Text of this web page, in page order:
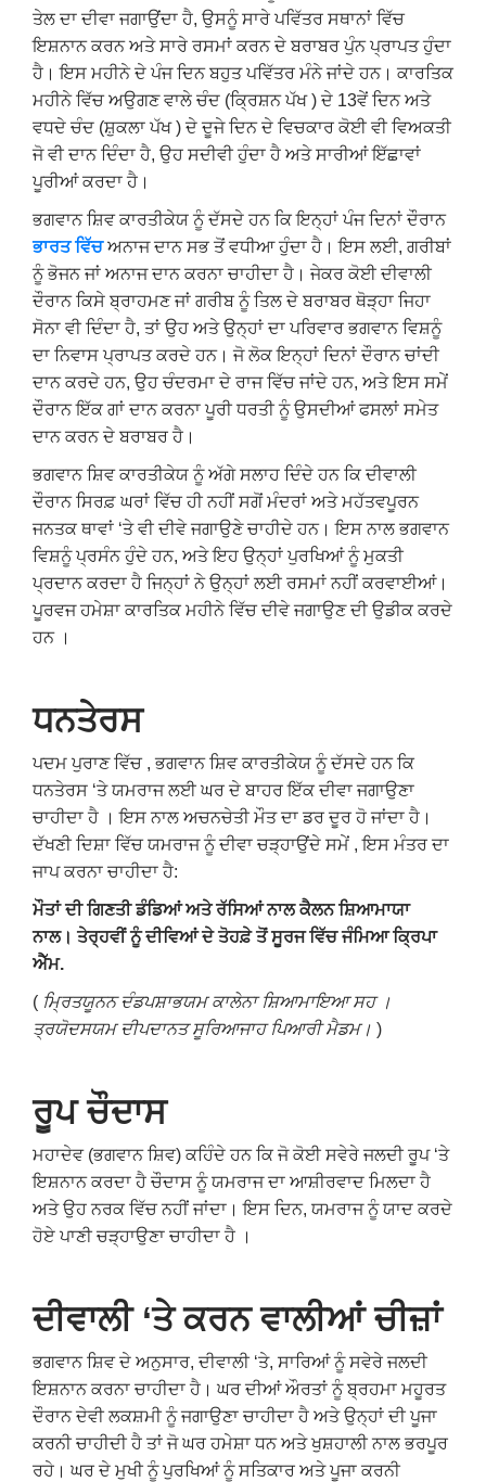
ਤੇਲ ਦਾ ਦੀਵਾ ਜਗਾਉਂਦਾ ਹੈ, ਉਸਨੂੰ ਸਾਰੇ ਪਵਿੱਤਰ ਸਥਾਨਾਂ ਵਿੱਚ
ਇਸ਼ਨਾਨ ਕਰਨ ਅਤੇ ਸਾਰੇ ਰਸਮਾਂ ਕਰਨ ਦੇ ਬਰਾਬਰ ਪੁੰਨ ਪ੍ਰਾਪਤ ਹੁੰਦਾ
ਹੈ। ਇਸ ਮਹੀਨੇ ਦੇ ਪੰਜ ਦਿਨ ਬਹੁਤ ਪਵਿੱਤਰ ਮੰਨੇ ਜਾਂਦੇ ਹਨ। ਕਾਰਤਿਕ
ਮਹੀਨੇ ਵਿੱਚ ਅਉਗਣ ਵਾਲੇ ਚੰਦ (ਕ੍ਰਿਸ਼ਨ ਪੱਖ ) ਦੇ 13ਵੇਂ ਦਿਨ ਅਤੇ
ਵਧਦੇ ਚੰਦ (ਸ਼ੁਕਲਾ ਪੱਖ ) ਦੇ ਦੂਜੇ ਦਿਨ ਦੇ ਵਿਚਕਾਰ ਕੋਈ ਵੀ ਵਿਅਕਤੀ
ਜੋ ਵੀ ਦਾਨ ਦਿੰਦਾ ਹੈ, ਉਹ ਸਦੀਵੀ ਹੁੰਦਾ ਹੈ ਅਤੇ ਸਾਰੀਆਂ ਇੱਛਾਵਾਂ
ਪੂਰੀਆਂ ਕਰਦਾ ਹੈ।
ਭਗਵਾਨ ਸ਼ਿਵ ਕਾਰਤੀਕੇਯ ਨੂੰ ਦੱਸਦੇ ਹਨ ਕਿ ਇਨ੍ਹਾਂ ਪੰਜ ਦਿਨਾਂ ਦੌਰਾਨ
ਭਾਰਤ ਵਿੱਚਅਨਾਜ ਦਾਨ ਸਭ ਤੋਂ ਵਧੀਆ ਹੁੰਦਾ ਹੈ। ਇਸ ਲਈ, ਗਰੀਬਾਂ
ਨੂੰ ਭੋਜਨ ਜਾਂ ਅਨਾਜ ਦਾਨ ਕਰਨਾ ਚਾਹੀਦਾ ਹੈ। ਜੇਕਰ ਕੋਈ ਦੀਵਾਲੀ
ਦੌਰਾਨ ਕਿਸੇ ਬ੍ਰਾਹਮਣ ਜਾਂ ਗਰੀਬ ਨੂੰ ਤਿਲ ਦੇ ਬਰਾਬਰ ਥੋੜ੍ਹਾ ਜਿਹਾ
ਸੋਨਾ ਵੀ ਦਿੰਦਾ ਹੈ, ਤਾਂ ਉਹ ਅਤੇ ਉਨ੍ਹਾਂ ਦਾ ਪਰਿਵਾਰ ਭਗਵਾਨ ਵਿਸ਼ਨੂੰ
ਦਾ ਨਿਵਾਸ ਪ੍ਰਾਪਤ ਕਰਦੇ ਹਨ। ਜੋ ਲੋਕ ਇਨ੍ਹਾਂ ਦਿਨਾਂ ਦੌਰਾਨ ਚਾਂਦੀ
ਦਾਨ ਕਰਦੇ ਹਨ, ਉਹ ਚੰਦਰਮਾ ਦੇ ਰਾਜ ਵਿੱਚ ਜਾਂਦੇ ਹਨ, ਅਤੇ ਇਸ ਸਮੇਂ
ਦੌਰਾਨ ਇੱਕ ਗਾਂ ਦਾਨ ਕਰਨਾ ਪੂਰੀ ਧਰਤੀ ਨੂੰ ਉਸਦੀਆਂ ਫਸਲਾਂ ਸਮੇਤ
ਦਾਨ ਕਰਨ ਦੇ ਬਰਾਬਰ ਹੈ।
ਭਗਵਾਨ ਸ਼ਿਵ ਕਾਰਤੀਕੇਯ ਨੂੰ ਅੱਗੇ ਸਲਾਹ ਦਿੰਦੇ ਹਨ ਕਿ ਦੀਵਾਲੀ
ਦੌਰਾਨ ਸਿਰਫ਼ ਘਰਾਂ ਵਿੱਚ ਹੀ ਨਹੀਂ ਸਗੋਂ ਮੰਦਰਾਂ ਅਤੇ ਮਹੱਤਵਪੂਰਨ
ਜਨਤਕ ਥਾਵਾਂ ‘ਤੇ ਵੀ ਦੀਵੇ ਜਗਾਉਣੇ ਚਾਹੀਦੇ ਹਨ। ਇਸ ਨਾਲ ਭਗਵਾਨ
ਵਿਸ਼ਨੂੰ ਪ੍ਰਸੰਨ ਹੁੰਦੇ ਹਨ, ਅਤੇ ਇਹ ਉਨ੍ਹਾਂ ਪੁਰਖਿਆਂ ਨੂੰ ਮੁਕਤੀ
ਪ੍ਰਦਾਨ ਕਰਦਾ ਹੈ ਜਿਨ੍ਹਾਂ ਨੇ ਉਨ੍ਹਾਂ ਲਈ ਰਸਮਾਂ ਨਹੀਂ ਕਰਵਾਈਆਂ।
ਪੂਰਵਜ ਹਮੇਸ਼ਾ ਕਾਰਤਿਕ ਮਹੀਨੇ ਵਿੱਚ ਦੀਵੇ ਜਗਾਉਣ ਦੀ ਉਡੀਕ ਕਰਦੇ
ਹਨ ।
ਧਨਤੇਰਸ
ਪਦਮ ਪੁਰਾਣ ਵਿੱਚ , ਭਗਵਾਨ ਸ਼ਿਵ ਕਾਰਤੀਕੇਯ ਨੂੰ ਦੱਸਦੇ ਹਨ ਕਿ
ਧਨਤੇਰਸ ‘ਤੇ ਯਮਰਾਜ ਲਈ ਘਰ ਦੇ ਬਾਹਰ ਇੱਕ ਦੀਵਾ ਜਗਾਉਣਾ
ਚਾਹੀਦਾ ਹੈ । ਇਸ ਨਾਲ ਅਚਨਚੇਤੀ ਮੌਤ ਦਾ ਡਰ ਦੂਰ ਹੋ ਜਾਂਦਾ ਹੈ।
ਦੱਖਣੀ ਦਿਸ਼ਾ ਵਿੱਚ ਯਮਰਾਜ ਨੂੰ ਦੀਵਾ ਚੜ੍ਹਾਉਂਦੇ ਸਮੇਂ , ਇਸ ਮੰਤਰ ਦਾ
ਜਾਪ ਕਰਨਾ ਚਾਹੀਦਾ ਹੈ:
ਮੌਤਾਂ ਦੀ ਗਿਣਤੀ ਡੰਡਿਆਂ ਅਤੇ ਰੱਸਿਆਂ ਨਾਲ ਕੈਲਨ ਸ਼ਿਆਮਾਯਾ
ਨਾਲ। ਤੇਰ੍ਹਵੀਂ ਨੂੰ ਦੀਵਿਆਂ ਦੇ ਤੋਹਫ਼ੇ ਤੋਂ ਸੂਰਜ ਵਿੱਚ ਜੰਮਿਆ ਕ੍ਰਿਪਾ
ਐੱਮ.
( ਮ੍ਰਿਤਯੂਨਨ ਦੰਡਪਸ਼ਾਭਯਮ ਕਾਲੇਨਾ ਸ਼ਿਆਮਾਇਆ ਸਹ ।
ਤ੍ਰਯੋਦਸਯਮ ਦੀਪਦਾਨਤ ਸੂਰਿਆਜਾਹ ਪਿਆਰੀ ਮੈਡਮ। )
ਰੂਪ ਚੌਦਾਸ
ਮਹਾਦੇਵ (ਭਗਵਾਨ ਸ਼ਿਵ) ਕਹਿੰਦੇ ਹਨ ਕਿ ਜੋ ਕੋਈ ਸਵੇਰੇ ਜਲਦੀ ਰੂਪ ‘ਤੇ
ਇਸ਼ਨਾਨ ਕਰਦਾ ਹੈ ਚੌਦਾਸ ਨੂੰ ਯਮਰਾਜ ਦਾ ਆਸ਼ੀਰਵਾਦ ਮਿਲਦਾ ਹੈ
ਅਤੇ ਉਹ ਨਰਕ ਵਿੱਚ ਨਹੀਂ ਜਾਂਦਾ। ਇਸ ਦਿਨ, ਯਮਰਾਜ ਨੂੰ ਯਾਦ ਕਰਦੇ
ਹੋਏ ਪਾਣੀ ਚੜ੍ਹਾਉਣਾ ਚਾਹੀਦਾ ਹੈ ।
ਦੀਵਾਲੀ‘ਤੇ ਕਰਨ ਵਾਲੀਆਂ ਚੀਜ਼ਾਂ
ਭਗਵਾਨ ਸ਼ਿਵ ਦੇ ਅਨੁਸਾਰ, ਦੀਵਾਲੀ ‘ਤੇ, ਸਾਰਿਆਂ ਨੂੰ ਸਵੇਰੇ ਜਲਦੀ
ਇਸ਼ਨਾਨ ਕਰਨਾ ਚਾਹੀਦਾ ਹੈ। ਘਰ ਦੀਆਂ ਔਰਤਾਂ ਨੂੰ ਬ੍ਰਹਮਾ ਮਹੂਰਤ
ਦੌਰਾਨ ਦੇਵੀ ਲਕਸ਼ਮੀ ਨੂੰ ਜਗਾਉਣਾ ਚਾਹੀਦਾ ਹੈ ਅਤੇ ਉਨ੍ਹਾਂ ਦੀ ਪੂਜਾ
ਕਰਨੀ ਚਾਹੀਦੀ ਹੈ ਤਾਂ ਜੋ ਘਰ ਹਮੇਸ਼ਾ ਧਨ ਅਤੇ ਖੁਸ਼ਹਾਲੀ ਨਾਲ ਭਰਪੂਰ
ਰਹੇ। ਘਰ ਦੇ ਮੁਖੀ ਨੂੰ ਪੁਰਖਿਆਂ ਨੂੰ ਸਤਿਕਾਰ ਅਤੇ ਪੂਜਾ ਕਰਨੀ